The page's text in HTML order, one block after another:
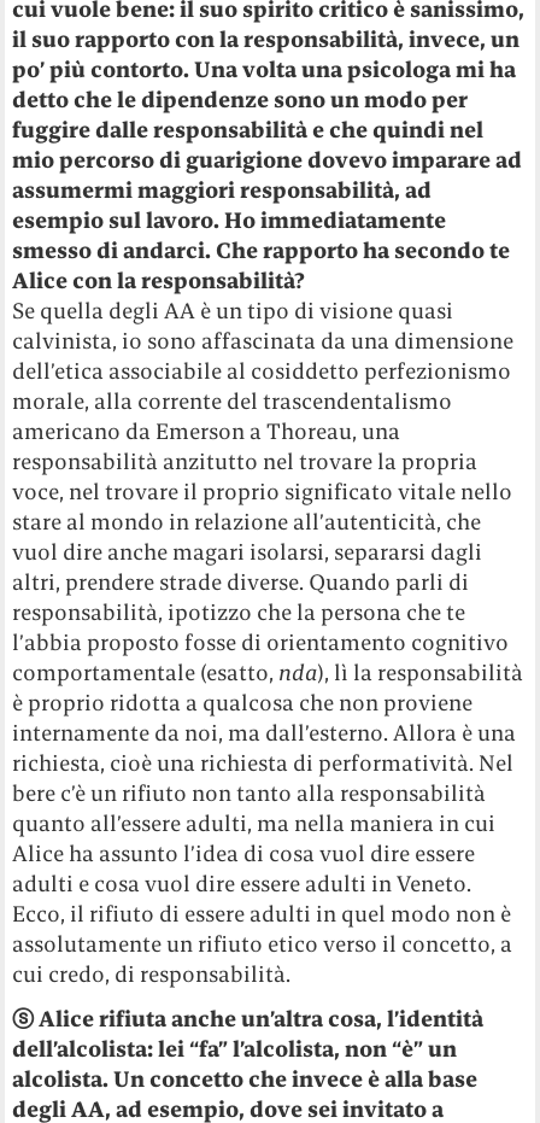
cui vuole bene: il suo spirito critico è sanissimo,
il suo rapporto con la responsabilità, invece, un
po’ più contorto. Una volta una psicologa mi ha
detto che le dipendenze sono un modo per
fuggire dalle responsabilità e che quindi nel
mio percorso di guarigione dovevo imparare ad
assumermi maggiori responsabilità, ad
esempio sul lavoro. Ho immediatamente
smesso di andarci. Che rapporto ha secondo te
Alice con la responsabilità?
Se quella degli AA è un tipo di visione quasi
calvinista, io sono affascinata da una dimensione
dell’etica associabile al cosiddetto perfezionismo
morale, alla corrente del trascendentalismo
americano da Emerson a Thoreau, una
responsabilità anzitutto nel trovare la propria
voce, nel trovare il proprio significato vitale nello
stare al mondo in relazione all’autenticità, che
vuol dire anche magari isolarsi, separarsi dagli
altri, prendere strade diverse. Quando parli di
responsabilità, ipotizzo che la persona che te
l’abbia proposto fosse di orientamento cognitivo
comportamentale (esatto, nda), lì la responsabilità
è proprio ridotta a qualcosa che non proviene
internamente da noi, ma dall’esterno. Allora è una
richiesta, cioè una richiesta di performatività. Nel
bere c’è un rifiuto non tanto alla responsabilità
quanto all’essere adulti, ma nella maniera in cui
Alice ha assunto l’idea di cosa vuol dire essere
adulti e cosa vuol dire essere adulti in Veneto.
Ecco, il rifiuto di essere adulti in quel modo non è
assolutamente un rifiuto etico verso il concetto, a
cui credo, di responsabilità.
ⓢAlice rifiuta anche un’altra cosa, l’identità
dell’alcolista: lei “fa” l’alcolista, non “è” un
alcolista. Un concetto che invece è alla base
degli AA, ad esempio, dove sei invitato a